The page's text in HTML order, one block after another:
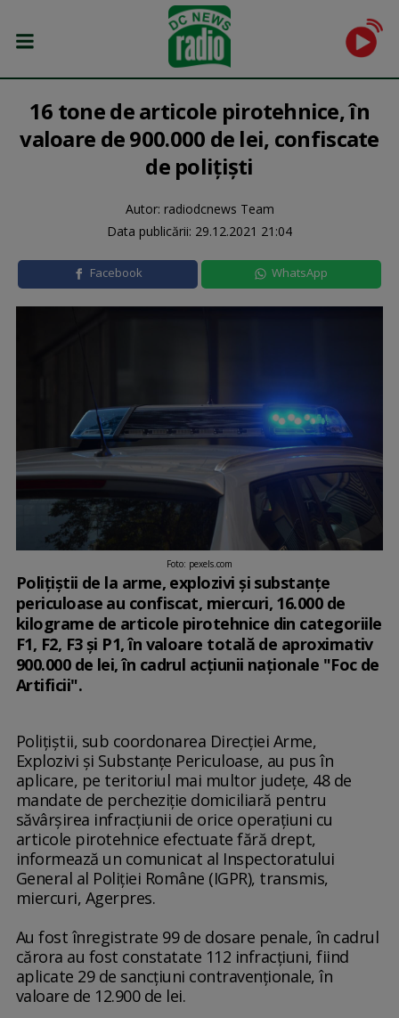
16 tone de articole pirotehnice, în
valoare de 900.000 de lei, confiscate
de poliţişti
Autor: radiodcnews Team
Data publicării: 29.12.2021 21:04
Facebook WhatsApp
Foto: pexels.com
Poliţiştii de la arme, explozivi şi substanţe
periculoase au confiscat, miercuri, 16.000 de
kilograme de articole pirotehnice din categoriile
F1, F2, F3 şi P1, în valoare totală de aproximativ
900.000 de lei, în cadrul acţiunii naţionale "Foc de
Artificii".
Poliţiştii, sub coordonarea Direcţiei Arme,
Explozivi şi Substanţe Periculoase, au pus în
aplicare, pe teritoriul mai multor judeţe, 48 de
mandate de percheziţie domiciliară pentru
săvârşirea infracţiunii de orice operaţiuni cu
articole pirotehnice efectuate fără drept,
informează un comunicat al Inspectoratului
General al Poliţiei Române (IGPR), transmis,
miercuri, Agerpres.
Au fost înregistrate 99 de dosare penale, în cadrul
cărora au fost constatate 112 infracţiuni, fiind
aplicate 29 de sancţiuni contravenţionale, în
valoare de 12.900 de lei.